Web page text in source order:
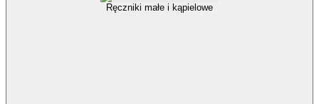
Ręczniki małe i kąpielowe